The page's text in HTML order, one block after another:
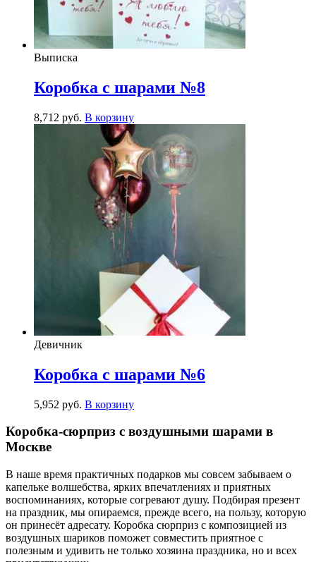
Выписка
Коробка с шарами №8
8,712 руб. В корзину
Девичник
Коробка с шарами №6
5,952 руб. В корзину
Коробка-сюрприз с воздушными шарами в
Москве
В наше время практичных подарков мы совсем забываем о
капельке волшебства, ярких впечатлениях и приятных
воспоминаниях, которые согревают душу. Подбирая презент
на праздник, мы опираемся, прежде всего, на пользу, которую
он принесёт адресату. Коробка сюрприз с композицией из
воздушных шариков поможет совместить приятное с
полезным и удивить не только хозяина праздника, но и всех